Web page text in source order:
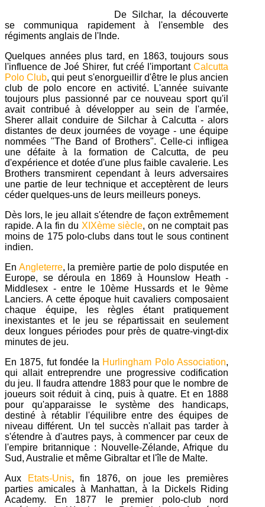
De Silchar, la découverte
se communiqua rapidement à l'ensemble des
régiments anglais de l'Inde.
Quelques années plus tard, en 1863, toujours sous
l'influence de Joé Shirer, fut créé l'important Calcutta
Polo Club, qui peut s'enorgueillir d'être le plus ancien
club de polo encore en activité. L'année suivante
toujours plus passionné par ce nouveau sport qu'il
avait contribué à développer au sein de l'armée,
Sherer allait conduire de Silchar à Calcutta - alors
distantes de deux journées de voyage - une équipe
nommées "The Band of Brothers". Celle-ci infligea
une défaite à la formation de Calcutta, de peu
d'expérience et dotée d'une plus faible cavalerie. Les
Brothers transmirent cependant à leurs adversaires
une partie de leur technique et acceptèrent de leurs
céder quelques-uns de leurs meilleurs poneys.
Dès lors, le jeu allait s'étendre de façon extrêmement
rapide. A la fin du XIXème siècle, on ne comptait pas
moins de 175 polo-clubs dans tout le sous continent
indien.
En Angleterre, la première partie de polo disputée en
Europe, se déroula en 1869 à Hounslow Heath -
Middlesex - entre le 10ème Hussards et le 9ème
Lanciers. A cette époque huit cavaliers composaient
chaque équipe, les règles étant pratiquement
inexistantes et le jeu se répartissait en seulement
deux longues périodes pour près de quatre-vingt-dix
minutes de jeu.
En 1875, fut fondée la Hurlingham Polo Association,
qui allait entreprendre une progressive codification
du jeu. Il faudra attendre 1883 pour que le nombre de
joueurs soit réduit à cinq, puis à quatre. Et en 1888
pour qu'apparaisse le système des handicaps,
destiné à rétablir l'équilibre entre des équipes de
niveau différent. Un tel succès n'allait pas tarder à
s'étendre à d'autres pays, à commencer par ceux de
l'empire britannique : Nouvelle-Zélande, Afrique du
Sud, Australie et même Gibraltar et l'île de Malte.
Aux
Etats-Unis, fin 1876, on joue les premières
parties amicales à Manhattan, à la Dickels Riding
Academy. En 1877 le premier polo-club nord